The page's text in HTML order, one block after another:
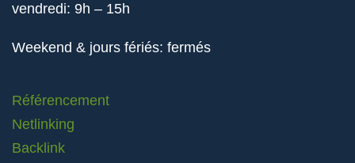
vendredi: 9h – 15h
Weekend & jours fériés: fermés
Référencement
Netlinking
Backlink